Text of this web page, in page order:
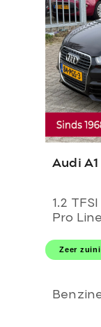
Audi A1
1.2
Pro
NAVI l
LEER l
LMV!
Zeer